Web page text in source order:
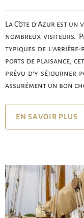
La Côte d’Azur est
nombreux visiteurs.
typiques de l’arrière-
ports de plaisance,
prévu d’y séjourner
assurément un bon
EN SAVOIR PLUS